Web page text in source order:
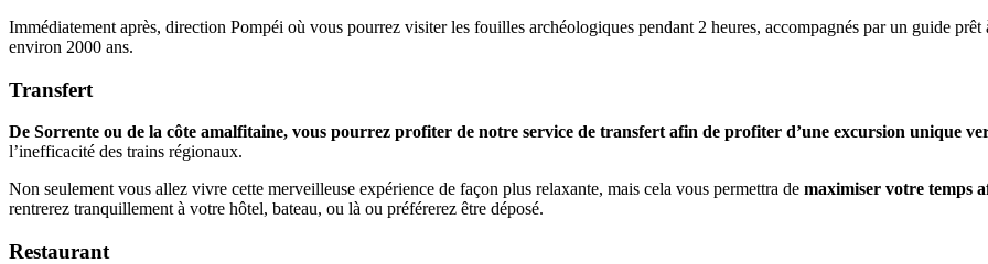
Immédiatement après, direction Pompéi où vous pourrez visiter les fouilles archéologiques pendant 2 heures, accompagnés par un guide
environ 2000 ans.
Transfert
De Sorrente ou de la côte amalfitaine, vous pourrez profiter de notre service de transfert afin de profiter d’une excursion unique
l’inefficacité des trains régionaux.
Non seulement vous allez vivre cette merveilleuse expérience de façon plus relaxante, mais cela vous permettra de maximiser votre temps
rentrerez tranquillement à votre hôtel, bateau, ou là ou préférerez être déposé.
Restaurant